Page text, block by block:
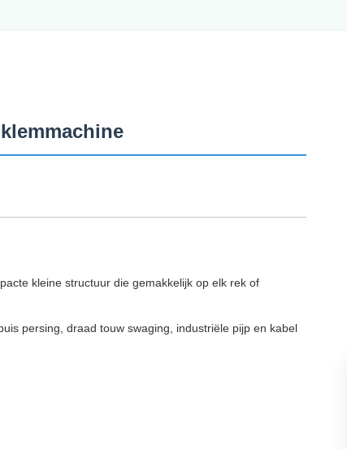
kleine structuur die gemakkelijk op elk rek of
persing, draad touw swaging, industriële pijp en kabel